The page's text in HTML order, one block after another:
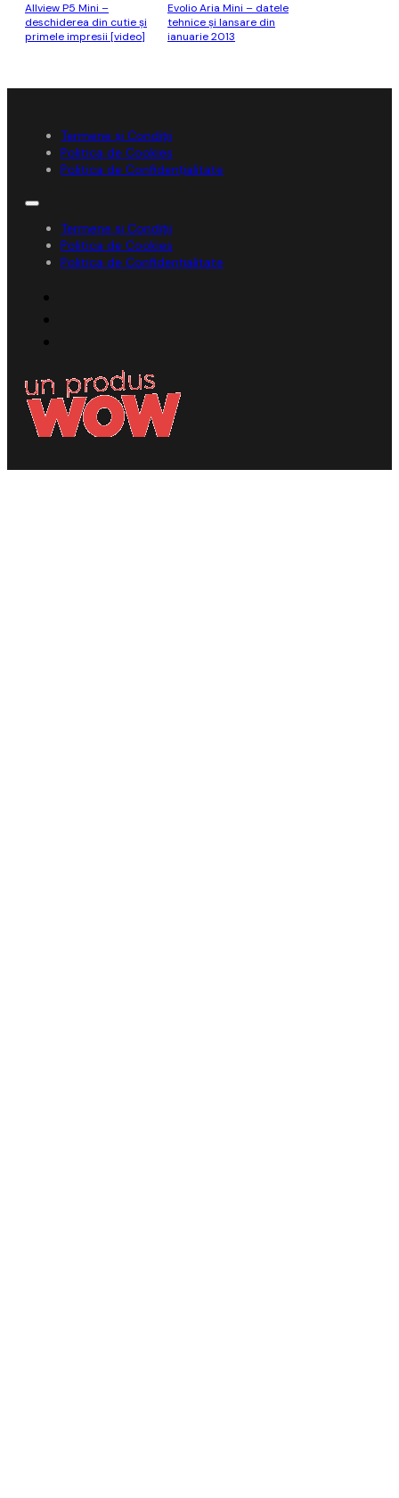
Allview P5 Mini –
deschiderea din cutie și
primele impresii [video]
Evolio Aria Mini – datele
tehnice și lansare din
ianuarie 2013
Termene și Condiții
Politica de Cookies
Politica de Confidențialitate
Termene și Condiții
Politica de Cookies
Politica de Confidențialitate